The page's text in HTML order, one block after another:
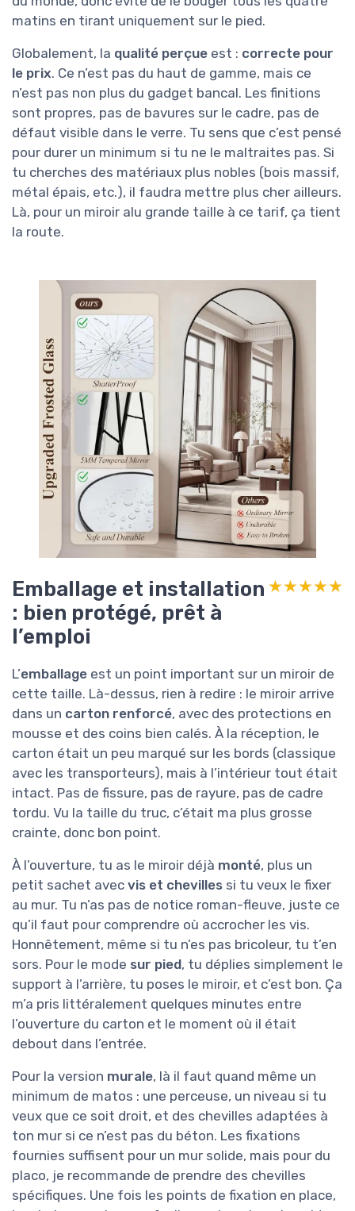
matins en tirant uniquement sur le pied.
Globalement, la qualité perçue est : correcte pour
le prix. Ce n’est pas du haut de gamme, mais ce
n’est pas non plus du gadget bancal. Les finitions
sont propres, pas de bavures sur le cadre, pas de
défaut visible dans le verre. Tu sens que c’est pensé
pour durer un minimum si tu ne le maltraites pas. Si
tu cherches des matériaux plus nobles (bois massif,
métal épais, etc.), il faudra mettre plus cher ailleurs.
Là, pour un miroir alu grande taille à ce tarif, ça tient
la route.
Emballage et installation
: bien protégé, prêt à
l’emploi
★★★★★
★★★★★
L’emballage est un point important sur un miroir de
cette taille. Là-dessus, rien à redire : le miroir arrive
dans un carton renforcé, avec des protections en
mousse et des coins bien calés. À la réception, le
carton était un peu marqué sur les bords (classique
avec les transporteurs), mais à l’intérieur tout était
intact. Pas de fissure, pas de rayure, pas de cadre
tordu. Vu la taille du truc, c’était ma plus grosse
crainte, donc bon point.
À l’ouverture, tu as le miroir déjà monté, plus un
petit sachet avec vis et chevilles si tu veux le fixer
au mur. Tu n’as pas de notice roman-fleuve, juste ce
qu’il faut pour comprendre où accrocher les vis.
Honnêtement, même si tu n’es pas bricoleur, tu t’en
sors. Pour le mode sur pied, tu déplies simplement le
support à l’arrière, tu poses le miroir, et c’est bon. Ça
m’a pris littéralement quelques minutes entre
l’ouverture du carton et le moment où il était
debout dans l’entrée.
Pour la version murale, là il faut quand même un
minimum de matos : une perceuse, un niveau si tu
veux que ce soit droit, et des chevilles adaptées à
ton mur si ce n’est pas du béton. Les fixations
fournies suffisent pour un mur solide, mais pour du
placo, je recommande de prendre des chevilles
spécifiques. Une fois les points de fixation en place,